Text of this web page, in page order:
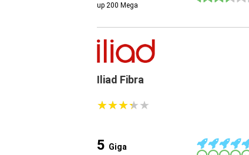
up 200 Mega
Iliad Fibra
★★★★★
★★★★★
5 Giga